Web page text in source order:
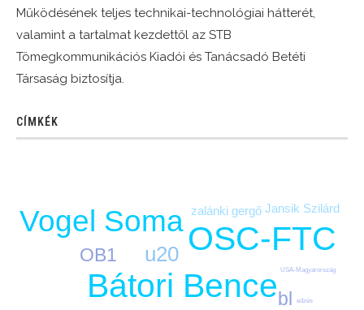
Működésének teljes technikai-technológiai hátterét,
valamint a tartalmat kezdettől az STB
Tömegkommunikációs Kiadói és Tanácsadó Betéti
Társaság biztosítja.
CÍMKÉK
Bátori Bence
OSC-FTC
Vogel Soma
u20
bl
OB1
Jansik Szilárd
zalánki gergő
edzés
USA-Magyarország